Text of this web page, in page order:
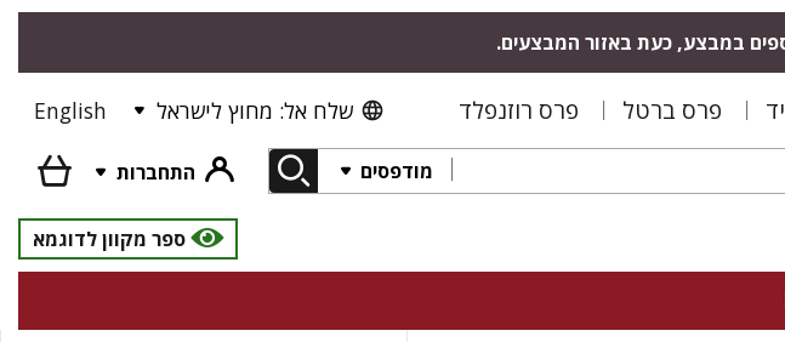
במבצע, כעת באזור המבצעים.
פרס ברטל פרס רוזנפלד שלח אל: מחוץ לישראל English
מודפסים
התחברות
ספר מקוון לדוגמא